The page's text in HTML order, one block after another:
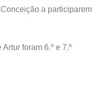
a participarem
foram 6.º e 7.º